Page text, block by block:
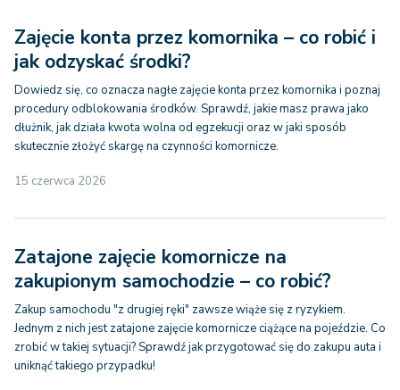
Zajęcie konta przez komornika – co robić i
jak odzyskać środki?
Dowiedz się, co oznacza nagłe zajęcie konta przez komornika i poznaj
procedury odblokowania środków. Sprawdź, jakie masz prawa jako
dłużnik, jak działa kwota wolna od egzekucji oraz w jaki sposób
skutecznie złożyć skargę na czynności komornicze.
15 czerwca 2026
Zatajone zajęcie komornicze na
zakupionym samochodzie – co robić?
Zakup samochodu "z drugiej ręki" zawsze wiąże się z ryzykiem.
Jednym z nich jest zatajone zajęcie komornicze ciążące na pojeździe. Co
zrobić w takiej sytuacji? Sprawdź jak przygotować się do zakupu auta i
uniknąć takiego przypadku!